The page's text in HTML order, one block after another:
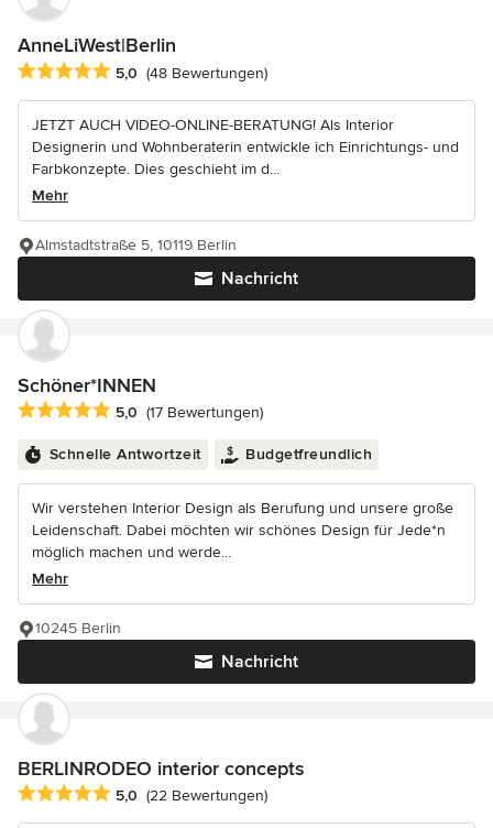
AnneLiWest|Berlin
Durchschnittliche Bewertung: 5 von 5 Sternen
5,0 (48 Bewertungen)
JETZT AUCH VIDEO-ONLINE-BERATUNG! Als Interior
Designerin und Wohnberaterin entwickle ich Einrichtungs- und
Farbkonzepte. Dies geschieht im d...
Mehr
Nachricht
Almstadtstraße 5, 10119 Berlin
Schöner*INNEN
Durchschnittliche Bewertung: 5 von 5 Sternen
5,0 (17 Bewertungen)
Schnelle Antwortzeit Budgetfreundlich
Wir verstehen Interior Design als Berufung und unsere große
Leidenschaft. Dabei möchten wir schönes Design für Jede*n
möglich machen und werde...
Mehr
Nachricht
10245 Berlin
BERLINRODEO interior concepts
Durchschnittliche Bewertung: 5 von 5 Sternen
5,0 (22 Bewertungen)